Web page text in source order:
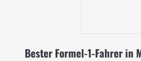
Bester Formel-1-Fahrer in